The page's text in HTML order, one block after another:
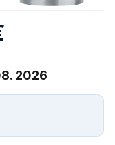
2026